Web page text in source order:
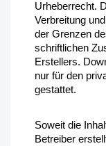
Urheberrecht.
Verbreitung
der Grenzen
schriftlichen
Erstellers.
nur für den
gestattet.
Soweit die
Betreiber